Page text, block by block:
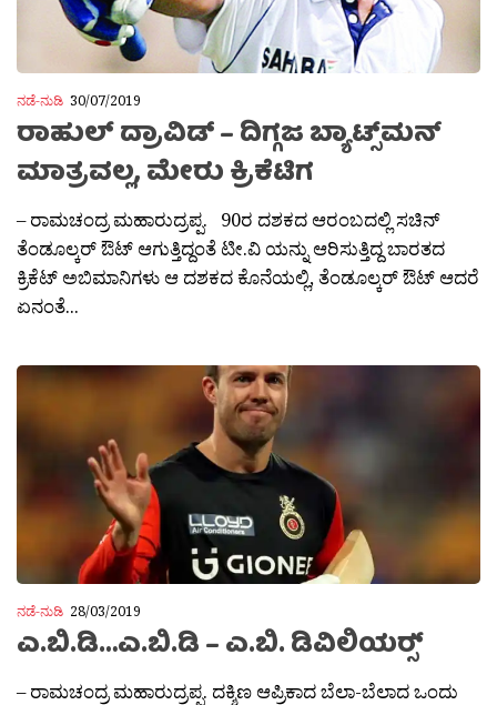
ನಡೆ-ನುಡಿ 30/07/2019
ರಾಹುಲ್ ದ್ರಾವಿಡ್ – ದಿಗ್ಗಜ ಬ್ಯಾಟ್ಸ್‌ಮನ್
ಮಾತ್ರವಲ್ಲ, ಮೇರು ಕ್ರಿಕೆಟಿಗ
– ರಾಮಚಂದ್ರ ಮಹಾರುದ್ರಪ್ಪ. 90ರ ದಶಕದ ಆರಂಬದಲ್ಲಿ ಸಚಿನ್
ತೆಂಡೂಲ್ಕರ್ ಔಟ್ ಆಗುತ್ತಿದ್ದಂತೆ ಟೀ.ವಿ ಯನ್ನು ಆರಿಸುತ್ತಿದ್ದ ಬಾರತದ
ಕ್ರಿಕೆಟ್ ಅಬಿಮಾನಿಗಳು ಆ ದಶಕದ ಕೊನೆಯಲ್ಲಿ, ತೆಂಡೂಲ್ಕರ್ ಔಟ್ ಆದರೆ
ಏನಂತೆ...
ನಡೆ-ನುಡಿ 28/03/2019
ಎ.ಬಿ.ಡಿ…ಎ.ಬಿ.ಡಿ – ಎ.ಬಿ. ಡಿವಿಲಿಯರ‍್ಸ್
– ರಾಮಚಂದ್ರ ಮಹಾರುದ್ರಪ್ಪ. ದಕ್ಶಿಣ ಆಪ್ರಿಕಾದ ಬೆಲಾ-ಬೆಲಾದ ಒಂದು